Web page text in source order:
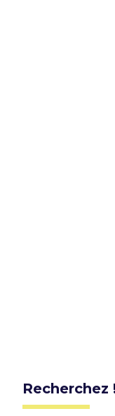
Recherchez